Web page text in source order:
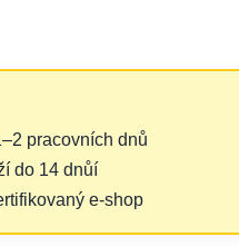
pracovních dnů
do 14 dnůí
e‑shop